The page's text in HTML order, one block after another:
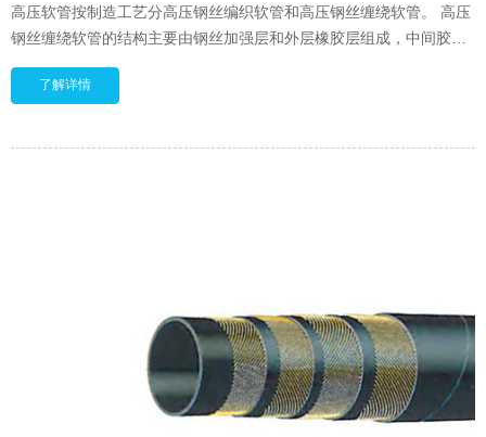
高压软管按制造工艺分高压钢丝编织软管和高压钢丝缠绕软管。 高压
钢丝缠绕软管的结构主要由钢丝加强层和外层橡胶层组成，中间胶层
为四层或更多层交替缠绕的钢丝加强层和外
了解详情